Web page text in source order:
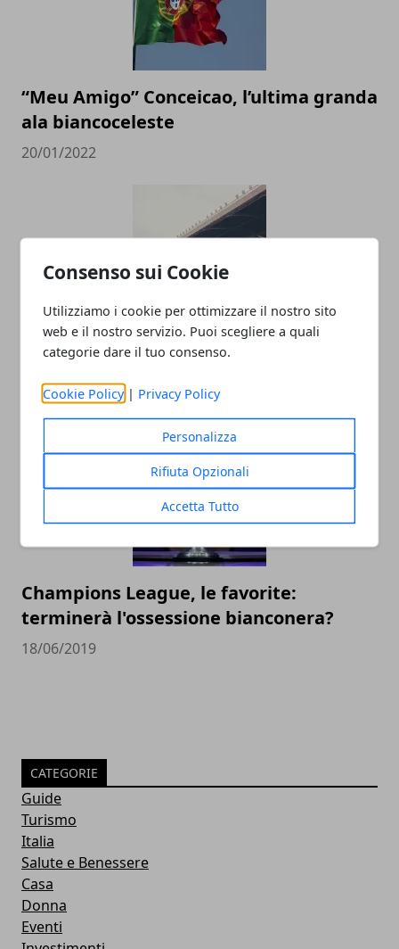
Consenso sui Cookie
Utilizziamo i cookie per ottimizzare il nostro sito
web e il nostro servizio. Puoi scegliere a quali
categorie dare il tuo consenso.
Cookie Policy | Privacy Policy
Personalizza
Rifiuta Opzionali
Accetta Tutto
“Meu Amigo” Conceicao, l’ultima granda
ala biancoceleste
20/01/2022
Le imprese più grandi nel calcio
14/12/2020
Champions League, le favorite:
terminerà l'ossessione bianconera?
18/06/2019
CATEGORIE
Guide
Turismo
Italia
Salute e Benessere
Casa
Donna
Eventi